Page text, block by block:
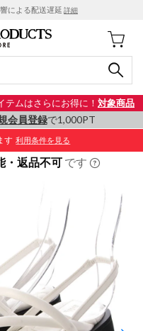
による配送遅延 詳細
テムはさらにお得に！ 対象商品
会員登録で1,000PT
す 利用条件を見る
・返品不可 です